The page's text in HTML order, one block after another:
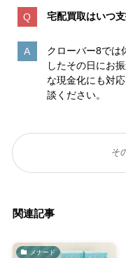
宅配買取はいつ
クローバー8では
したその日にお
な現金化にも対
談ください。
そ
関連記事
メナード